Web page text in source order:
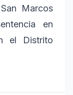
Marcos
en
el Distrito